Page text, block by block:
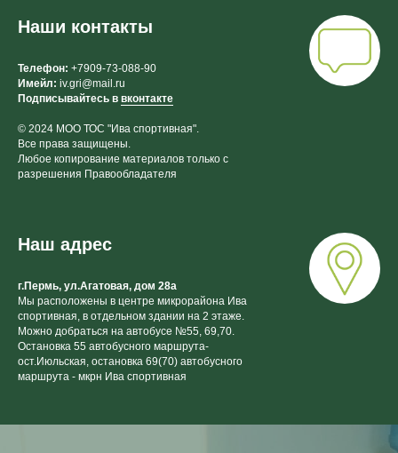
Наши контакты
Телефон: +7909-73-088-90
Имейл: iv.gri@mail.ru
Подписывайтесь в вконтакте
© 2024 МОО ТОС "Ива спортивная".
Все права защищены.
Любое копирование материалов только с
разрешения Правообладателя
Наш адрес
г.Пермь, ул.Агатовая, дом 28а
Мы расположены в центре микрорайона Ива
спортивная, в отдельном здании на 2 этаже.
Можно добраться на автобусе №55, 69,70.
Остановка 55 автобусного маршрута-
ост.Июльская, остановка 69(70) автобусного
маршрута - мкрн Ива спортивная